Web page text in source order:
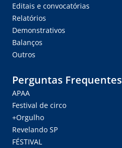
Editais e convocatórias
Relatórios
Demonstrativos
Balanços
Outros
Perguntas Frequentes
APAA
Festival de circo
+Orgulho
Revelando SP
FÉSTIVAL